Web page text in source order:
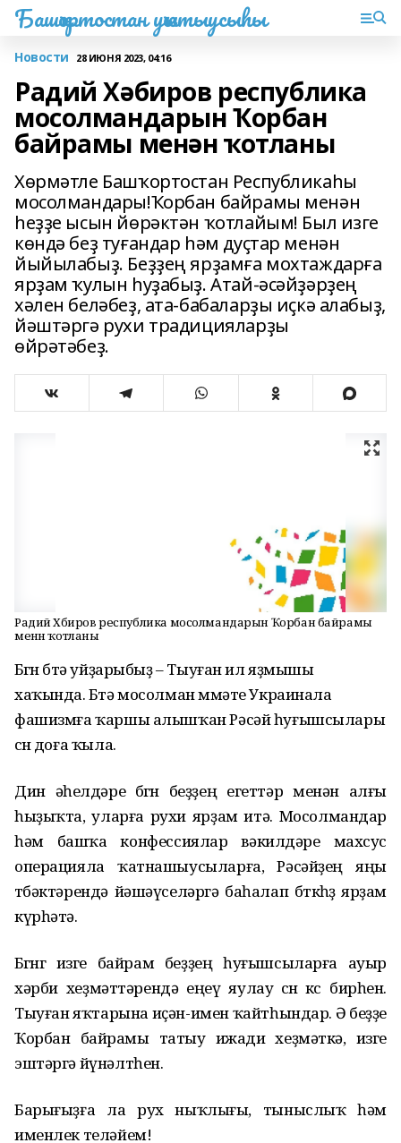
Башҡортостан уҡытыусыһы
Новости 28 ИЮНЯ 2023, 04:16
Радий Хәбиров республика
мосолмандарын Ҡорбан
байрамы менән ҡотланы
Хөрмәтле Башҡортостан Республикаһы
мосолмандары!Ҡорбан байрамы менән
һеҙҙе ысын йөрәктән ҡотлайым! Был изге
көндә беҙ туғандар һәм дуҫтар менән
йыйылабыҙ. Беҙҙең ярҙамға мохтаждарға
ярҙам ҡулын һуҙабыҙ. Атай-әсәйҙәрҙең
хәлен беләбеҙ, ата-бабаларҙы иҫкә алабыҙ,
йәштәргә рухи традицияларҙы
өйрәтәбеҙ.
Радий Хәбиров республика мосолмандарын Ҡорбан байрамы
менән ҡотланы
Бөгөн бөтә уйҙарыбыҙ – Тыуған ил яҙмышы
хаҡында. Бөтә мосолман өммәте Украинала
фашизмға ҡаршы алышҡан Рәсәй һуғышсылары
өсөн доға ҡыла.
Дин әһелдәре бөгөн беҙҙең егеттәр менән алғы
һыҙыҡта, уларға рухи ярҙам итә. Мосолмандар
һәм башҡа конфессиялар вәкилдәре махсус
операцияла ҡатнашыусыларға, Рәсәйҙең яңы
төбәктәрендә йәшәүселәргә баһалап бөткөһөҙ ярҙам
күрһәтә.
Бөгөнгө изге байрам беҙҙең һуғышсыларға ауыр
хәрби хеҙмәттәрендә еңеү яулау өсөн көс бирһен.
Тыуған яҡтарына иҫән-имен ҡайтһындар. Ә беҙҙе
Ҡорбан байрамы татыу ижади хеҙмәткә, изге
эштәргә йүнәлтһен.
Барығыҙға ла рух ныҡлығы, тыныслыҡ һәм
именлек теләйем!